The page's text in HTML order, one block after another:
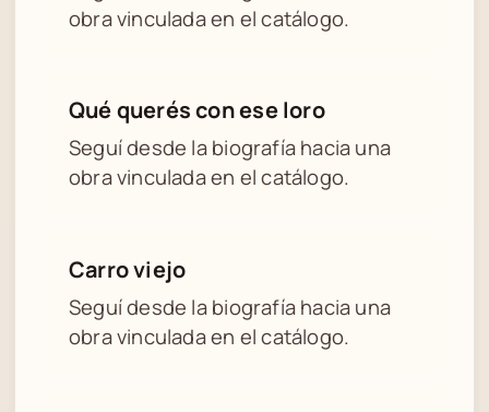
obra vinculada en el catálogo.
Qué querés con ese loro
Seguí desde la biografía hacia una
obra vinculada en el catálogo.
Carro viejo
Seguí desde la biografía hacia una
obra vinculada en el catálogo.